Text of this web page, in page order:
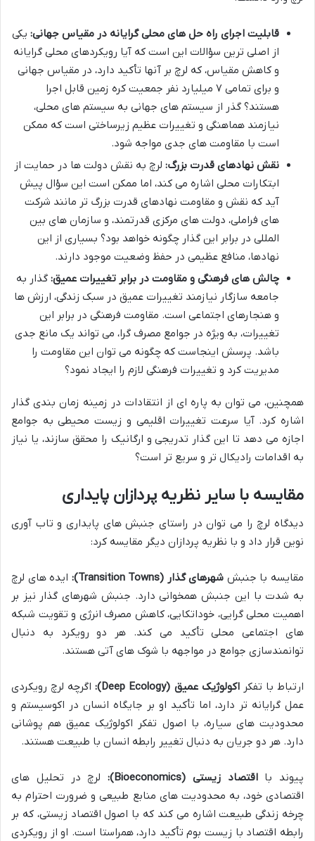
قابلیت اجرای راه حل های محلی گرایانه در مقیاس جهانی: یکی
از اصلی ترین سؤالات این است که آیا رویکردهای محلی گرایانه
و کاهش مقیاس، که لرچ بر آنها تأکید دارد، در مقیاس جهانی
و برای تمامی ۷ میلیارد نفر جمعیت کره زمین قابل اجرا
هستند؟ گذر از سیستم های جهانی به سیستم های محلی،
نیازمند هماهنگی و تغییرات عظیم زیرساختی است که ممکن
است با مقاومت های جدی مواجه شود.
نقش نهادهای قدرت بزرگ: لرچ به نقش دولت ها در حمایت از
ابتکارات محلی اشاره می کند، اما ممکن است این سؤال پیش
آید که نقش و مقاومت نهادهای قدرت بزرگ تر مانند شرکت
های فراملی، دولت های مرکزی قدرتمند، و سازمان های بین
المللی در برابر این گذار چگونه خواهد بود؟ بسیاری از این
نهادها، منافع عظیمی در حفظ وضعیت موجود دارند.
چالش های فرهنگی و مقاومت در برابر تغییرات عمیق: گذار به
جامعه سازگار نیازمند تغییرات عمیق در سبک زندگی، ارزش ها
و هنجارهای اجتماعی است. مقاومت فرهنگی در برابر این
تغییرات، به ویژه در جوامع مصرف گرا، می تواند یک مانع جدی
باشد. پرسش اینجاست که چگونه می توان این مقاومت را
مدیریت کرد و تغییرات فرهنگی لازم را ایجاد نمود؟
همچنین، می توان به پاره ای از انتقادات در زمینه زمان بندی گذار
اشاره کرد. آیا سرعت تغییرات اقلیمی و زیست محیطی به جوامع
اجازه می دهد تا این گذار تدریجی و ارگانیک را محقق سازند، یا نیاز
به اقدامات رادیکال تر و سریع تر است؟
مقایسه با سایر نظریه پردازان پایداری
دیدگاه لرچ را می توان در راستای جنبش های پایداری و تاب آوری
نوین قرار داد و با نظریه پردازان دیگر مقایسه کرد:
مقایسه با جنبش شهرهای گذار (Transition Towns):
ایده های لرچ
به شدت با این جنبش همخوانی دارد. جنبش شهرهای گذار نیز بر
اهمیت محلی گرایی، خوداتکایی، کاهش مصرف انرژی و تقویت شبکه
های اجتماعی محلی تأکید می کند. هر دو رویکرد به دنبال
توانمندسازی جوامع در مواجهه با شوک های آتی هستند.
ارتباط با تفکراکولوژیک عمیق (Deep Ecology):
اگرچه لرچ رویکردی
عمل گرایانه تر دارد، اما تأکید او بر جایگاه انسان در اکوسیستم و
محدودیت های سیاره، با اصول تفکر اکولوژیک عمیق هم پوشانی
دارد. هر دو جریان به دنبال تغییر رابطه انسان با طبیعت هستند.
پیوند بااقتصاد زیستی (Bioeconomics):
لرچ در تحلیل های
اقتصادی خود، به محدودیت های منابع طبیعی و ضرورت احترام به
چرخه زندگی طبیعت اشاره می کند که با اصول اقتصاد زیستی، که بر
رابطه اقتصاد با زیست بوم تأکید دارد، همراستا است. او از رویکردی